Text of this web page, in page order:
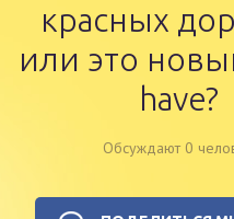
красных
или это
have?
Обсуждают 0